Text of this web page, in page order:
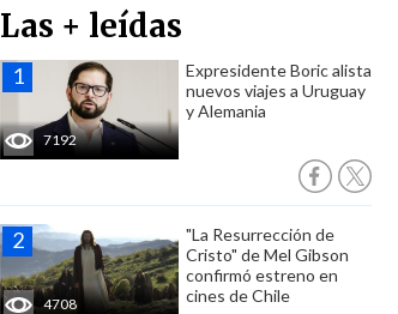
Las + leídas
7192
Expresidente Boric alista
nuevos viajes a Uruguay
y Alemania
4708
"La Resurrección de
Cristo" de Mel Gibson
confirmó estreno en
cines de Chile